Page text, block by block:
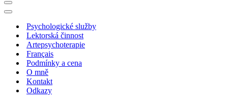
Navigační
menu
Navigační
Psychologické služby
Lektorská činnost
Artepsychoterapie
Français
Podmínky a cena
O mně
Kontakt
Odkazy